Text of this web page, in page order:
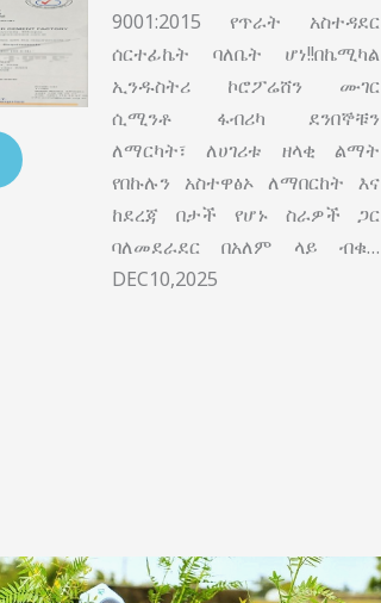
9001:2015 የጥራት አስተዳደር
ሰርተፊኬት ባለቤት ሆነ!!በኬሚካል
ኢንዱስትሪ ኮሮፖሬሸን ሙገር
ሲሚንቶ ፋብሪካ ደንበኞቹን
ለማርካት፣ ለሀገሪቱ ዘላቂ ልማት
የበኩሉን አስተዋፅኦ ለማበርከት እና
ከደረጃ በታች የሆኑ ስራዎች ጋር
ባለመደራደር በአለም ላይ ብቁ…
DEC10,2025